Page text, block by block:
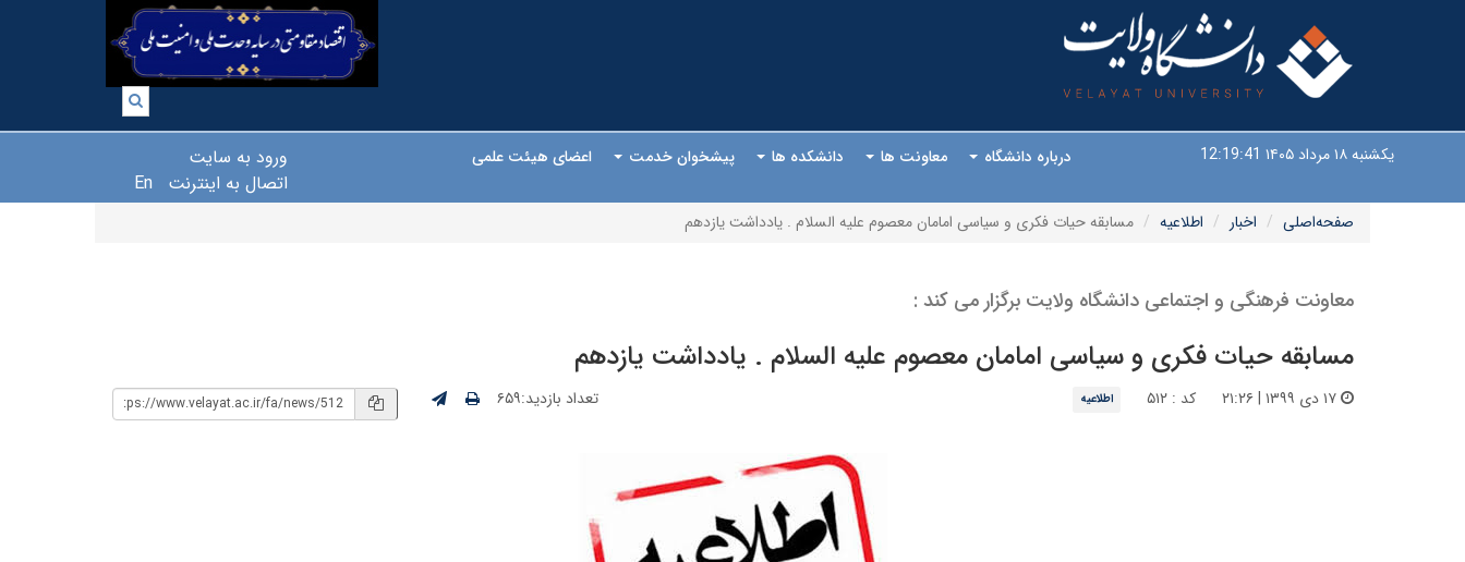
یکشنبه ۱۸ مرداد ۱۴۰۵ 12:19:42
ورود به سایت
اتصال به اینترنت
En
درباره دانشگاه معاونت ها دانشکده ها پیشخوان خدمت اعضای هیئت علمی
صفحه‌اصلی اخبار اطلاعیه مسابقه حیات فکری و سیاسی امامان معصوم علیه السلام . یادداشت یازدهم
معاونت فرهنگی و اجتماعی دانشگاه ولایت برگزار می کند :
مسابقه حیات فکری و سیاسی امامان معصوم علیه السلام . یادداشت یازدهم
کد : ۵۱۲ اطلاعیه تعداد بازدید:۶۵۹